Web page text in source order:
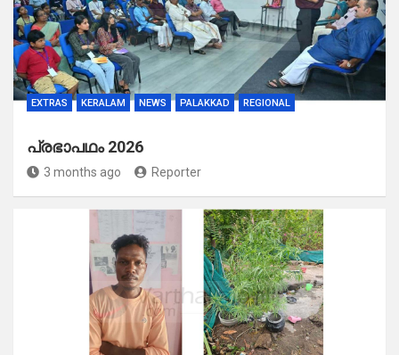
EXTRAS KERALAM NEWS PALAKKAD REGIONAL
പ്രഭാപഥം 2026
3 months ago Reporter